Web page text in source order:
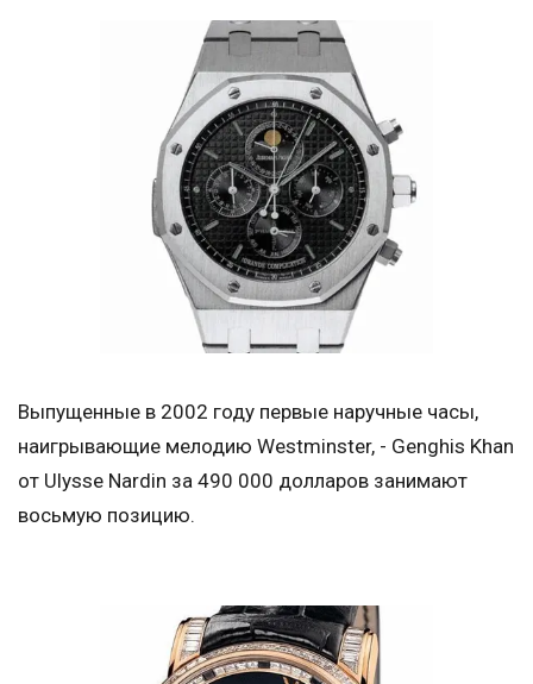
Выпущенные в 2002 году первые наручные часы,
наигрывающие мелодию Westminster, - Genghis Khan
от Ulysse Nardin за 490 000 долларов занимают
восьмую позицию.